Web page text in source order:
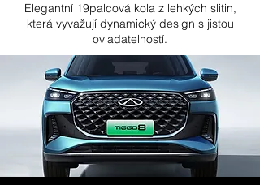
Elegantní 19palcová kola z lehkých slitin,
která vyvažují dynamický design s jistou
ovladatelností.